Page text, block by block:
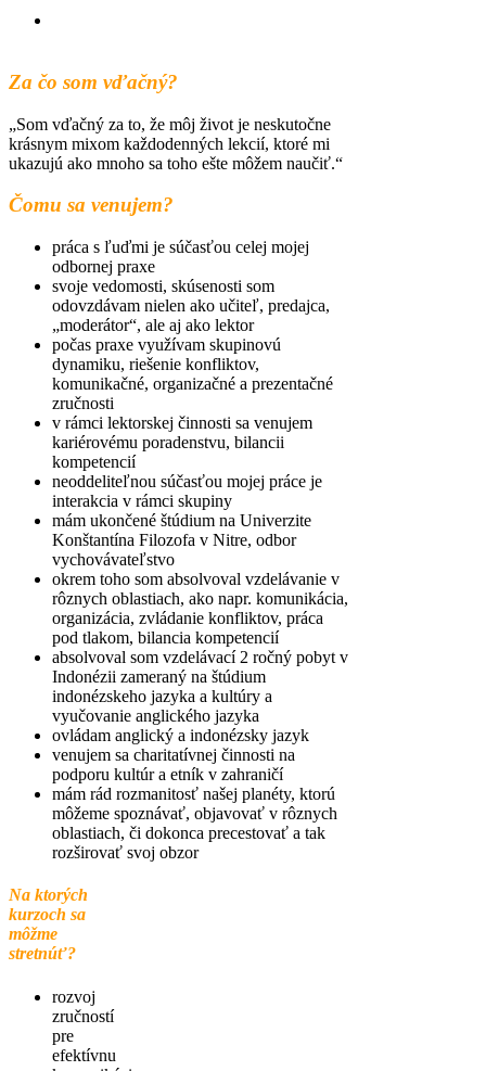
Za čo som vďačný?
„Som vďačný za to, že môj život je neskutočne
krásnym mixom každodenných lekcií, ktoré mi
ukazujú ako mnoho sa toho ešte môžem naučiť.“
Čomu sa venujem?
práca s ľuďmi je súčasťou celej mojej
odbornej praxe
svoje vedomosti, skúsenosti som
odovzdávam nielen ako učiteľ, predajca,
„moderátor“, ale aj ako lektor
počas praxe využívam skupinovú
dynamiku, riešenie konfliktov,
komunikačné, organizačné a prezentačné
zručnosti
v rámci lektorskej činnosti sa venujem
kariérovému poradenstvu, bilancii
kompetencií
neoddeliteľnou súčasťou mojej práce je
interakcia v rámci skupiny
mám ukončené štúdium na Univerzite
Konštantína Filozofa v Nitre, odbor
vychovávateľstvo
okrem toho som absolvoval vzdelávanie v
rôznych oblastiach, ako napr. komunikácia,
organizácia, zvládanie konfliktov, práca
pod tlakom, bilancia kompetencií
absolvoval som vzdelávací 2 ročný pobyt v
Indonézii zameraný na štúdium
indonézskeho jazyka a kultúry a
vyučovanie anglického jazyka
ovládam anglický a indonézsky jazyk
venujem sa charitatívnej činnosti na
podporu kultúr a etník v zahraničí
mám rád rozmanitosť našej planéty, ktorú
môžeme spoznávať, objavovať v rôznych
oblastiach, či dokonca precestovať a tak
rozširovať svoj obzor
Na ktorých
kurzoch sa
môžme
stretnúť?
rozvoj
zručností
pre
efektívnu